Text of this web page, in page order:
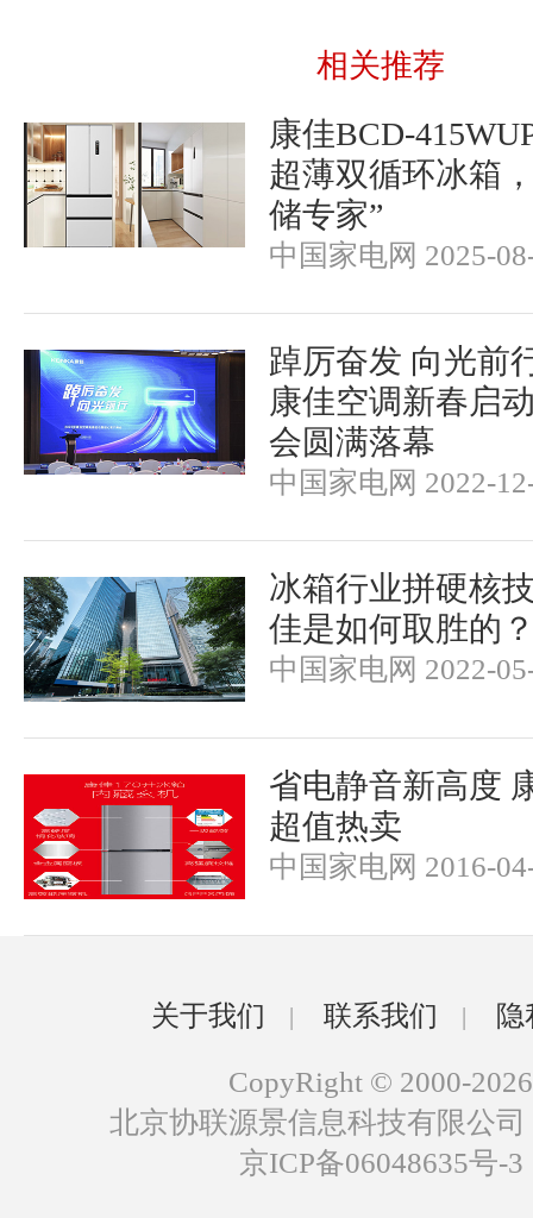
相关推荐
康佳BCD-
超薄双循环冰箱
储专家”
中国家电网 2025-
踔厉奋发 向光
康佳空调新春启
会圆满落幕
中国家电网 2022-
冰箱行业拼硬核
佳是如何取胜的
中国家电网 2022-
省电静音新高度
超值热卖
中国家电网 2016-
关于我们 | 联系我们 |
CopyRight © 2000-2026
北京协联源景信息科技有限公
京ICP备06048635号-3